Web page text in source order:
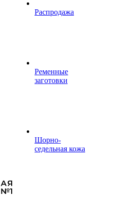
Распродажа
Ременные
заготовки
Шорно-
седельная кожа